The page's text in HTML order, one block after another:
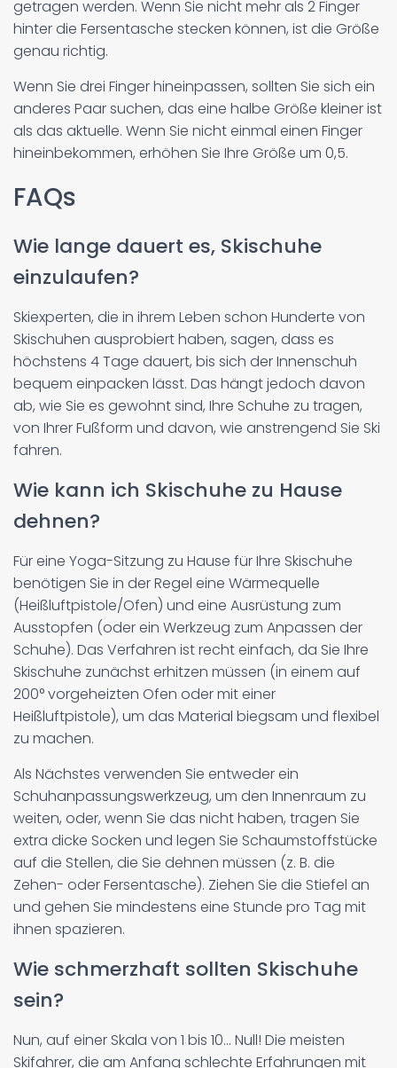
getragen werden. Wenn Sie nicht mehr als 2 Finger
hinter die Fersentasche stecken können, ist die Größe
genau richtig.
Wenn Sie drei Finger hineinpassen, sollten Sie sich ein
anderes Paar suchen, das eine halbe Größe kleiner ist
als das aktuelle. Wenn Sie nicht einmal einen Finger
hineinbekommen, erhöhen Sie Ihre Größe um 0,5.
FAQs
Wie lange dauert es, Skischuhe
einzulaufen?
Skiexperten, die in ihrem Leben schon Hunderte von
Skischuhen ausprobiert haben, sagen, dass es
höchstens 4 Tage dauert, bis sich der Innenschuh
bequem einpacken lässt. Das hängt jedoch davon
ab, wie Sie es gewohnt sind, Ihre Schuhe zu tragen,
von Ihrer Fußform und davon, wie anstrengend Sie Ski
fahren.
Wie kann ich Skischuhe zu Hause
dehnen?
Für eine Yoga-Sitzung zu Hause für Ihre Skischuhe
benötigen Sie in der Regel eine Wärmequelle
(Heißluftpistole/Ofen) und eine Ausrüstung zum
Ausstopfen (oder ein Werkzeug zum Anpassen der
Schuhe). Das Verfahren ist recht einfach, da Sie Ihre
Skischuhe zunächst erhitzen müssen (in einem auf
200° vorgeheizten Ofen oder mit einer
Heißluftpistole), um das Material biegsam und flexibel
zu machen.
Als Nächstes verwenden Sie entweder ein
Schuhanpassungswerkzeug, um den Innenraum zu
weiten, oder, wenn Sie das nicht haben, tragen Sie
extra dicke Socken und legen Sie Schaumstoffstücke
auf die Stellen, die Sie dehnen müssen (z. B. die
Zehen- oder Fersentasche). Ziehen Sie die Stiefel an
und gehen Sie mindestens eine Stunde pro Tag mit
ihnen spazieren.
Wie schmerzhaft sollten Skischuhe
sein?
Nun, auf einer Skala von 1 bis 10... Null! Die meisten
Skifahrer, die am Anfang schlechte Erfahrungen mit